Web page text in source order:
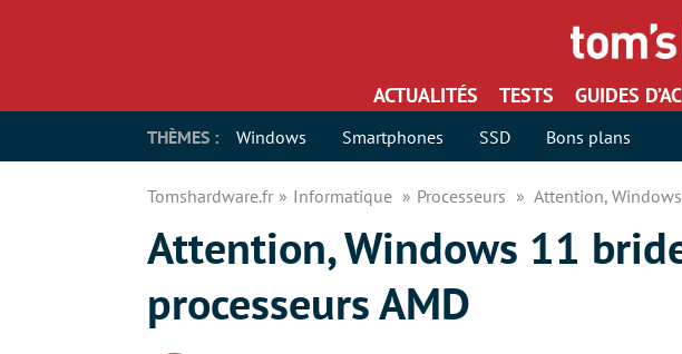
ACTUALITÉS TESTS GUIDES
THÈMES : Windows Smartphones SSD Bons plans
Tomshardware.fr Informatique Processeurs Attention,
Attention, Windows 11
processeurs AMD